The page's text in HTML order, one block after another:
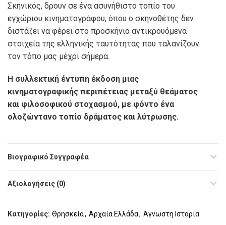
Σκηνικός, δρουν σε ένα ασυνήθιστο τοπίο του
εγχώριου κινηματογράφου, όπου ο σκηνοθέτης δεν
διστάζει να φέρει στο προσκήνιο αντικρουόμενα
στοιχεία της ελληνικής ταυτότητας που ταλανίζουν
τον τόπο μας μέχρι σήμερα.
Η συλλεκτική έντυπη έκδοση μιας
κινηματογραφικής περιπέτειας μεταξύ θεάματος
και φιλοσοφικού στοχασμού, με φόντο ένα
ολοζώντανο τοπίο δράματος και λύτρωσης.
Βιογραφικό Συγγραφέα
Αξιολογήσεις (0)
Κατηγορίες: Θρησκεία, Αρχαία Ελλάδα, Άγνωστη Ιστορία